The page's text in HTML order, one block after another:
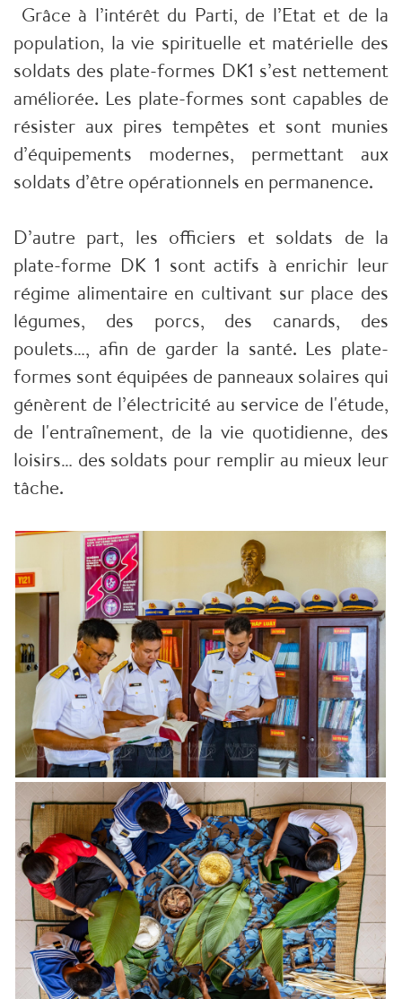
Grâce à l’intérêt du Parti, de l’Etat et de la
population, la vie spirituelle et matérielle des
soldats des plate-formes DK1 s’est nettement
améliorée. Les plate-formes sont capables de
résister aux pires tempêtes et sont munies
d’équipements modernes, permettant aux
soldats d’être opérationnels en permanence.
D’autre part, les officiers et soldats de la
plate-forme DK 1 sont actifs à enrichir leur
régime alimentaire en cultivant sur place des
légumes, des porcs, des canards, des
poulets…, afin de garder la santé. Les plate-
formes sont équipées de panneaux solaires qui
génèrent de l’électricité au service de l'étude,
de l'entraînement, de la vie quotidienne, des
loisirs… des soldats pour remplir au mieux leur
tâche.